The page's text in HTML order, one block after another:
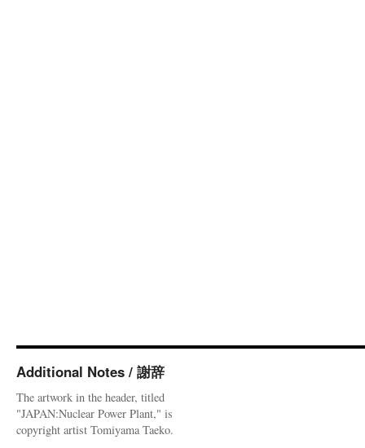
Additional Notes / 謝辞
The artwork in the header, titled
"JAPAN:Nuclear Power Plant," is
copyright artist Tomiyama Taeko.